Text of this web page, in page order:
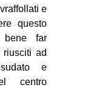
e
questo
bene far
ad
e
centro